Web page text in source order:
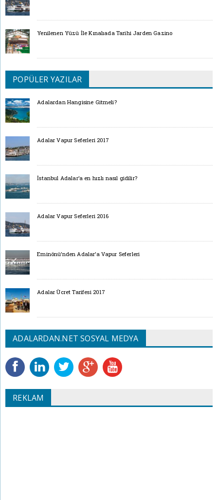
Yenilenen Yüzü İle Kınalıada Tarihi Jarden Gazino
POPÜLER YAZILAR
Adalardan Hangisine Gitmeli?
Adalar Vapur Seferleri 2017
İstanbul Adalar’a en hızlı nasıl gidilir?
Adalar Vapur Seferleri 2016
Eminönü’nden Adalar’a Vapur Seferleri
Adalar Ücret Tarifesi 2017
ADALARDAN.NET SOSYAL MEDYA
REKLAM